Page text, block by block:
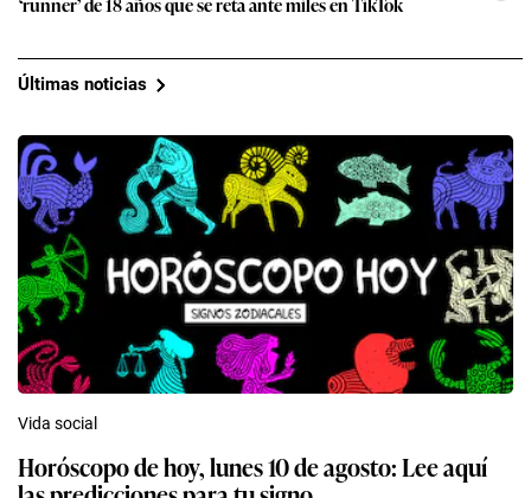
Últimas noticias
Vida social
Horóscopo de hoy, lunes 10 de agosto: Lee aquí